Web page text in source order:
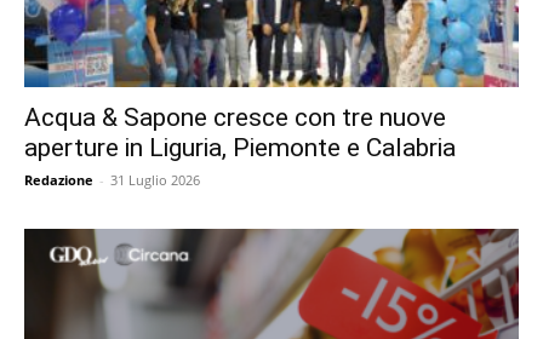
Acqua & Sapone cresce con tre nuove
aperture in Liguria, Piemonte e Calabria
Redazione - 31 Luglio 2026